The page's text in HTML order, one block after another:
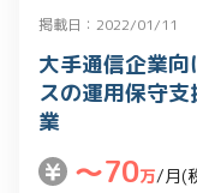
掲載日：2022/01/11
大手通信企業
スの運用保守
業
〜70万/月(